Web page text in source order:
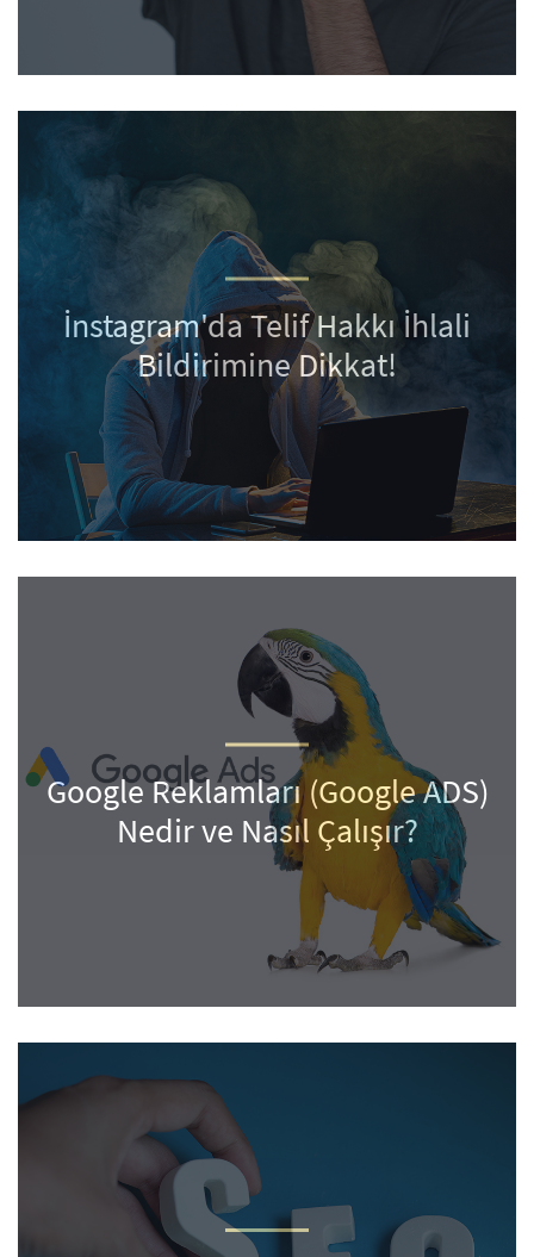
İnstagram'da Telif Hakkı İhlali
Bildirimine Dikkat!
Google Reklamları (Google ADS)
Nedir ve Nasıl Çalışır?